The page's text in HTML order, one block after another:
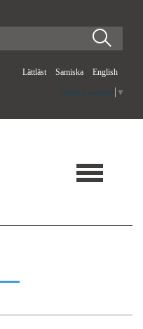
Lättläst Samiska English
Select Language ▼